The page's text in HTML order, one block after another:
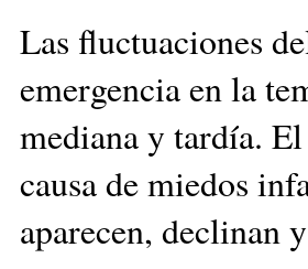
Las fluctuaciones
emergencia en la
mediana y tardía.
causa de miedos
aparecen, declinan